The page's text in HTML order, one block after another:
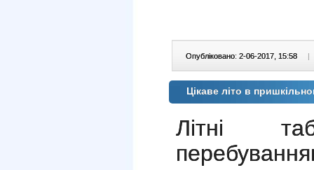
Опубліковано: 2-06-2017, 15:58 |
Цікаве літо в
Літні